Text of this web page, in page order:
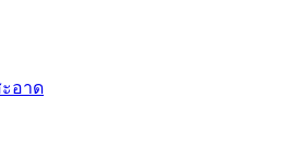
อาด